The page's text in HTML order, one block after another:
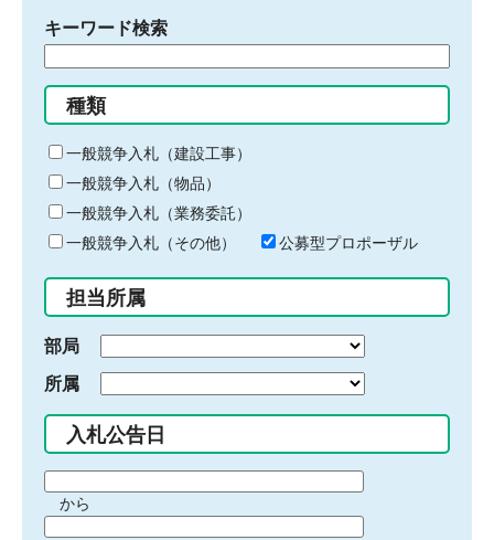
キーワード検索
る
キ
ー
ワ
ー
ド
入
力
種類
一般競争入札（建設工事）
一般競争入札（物品）
一般競争入札（業務委託）
一般競争入札（その他）
公募型プロポーザル
担当所属
部局
所属
入札公告日
間から